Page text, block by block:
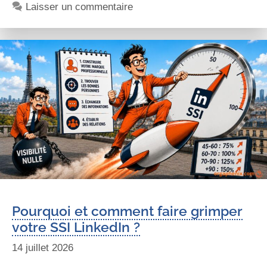
Laisser un commentaire
Pourquoi et comment faire grimper
votre SSI LinkedIn ?
14 juillet 2026